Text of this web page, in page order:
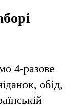
4-разове
обід,